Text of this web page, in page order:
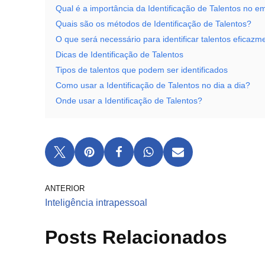
Qual é a importância da Identificação de Talentos no
Quais são os métodos de Identificação de Talentos?
O que será necessário para identificar talentos
Dicas de Identificação de Talentos
Tipos de talentos que podem ser identificados
Como usar a Identificação de Talentos no dia a dia?
Onde usar a Identificação de Talentos?
ANTERIOR
Inteligência intrapessoal
Posts Relacionados